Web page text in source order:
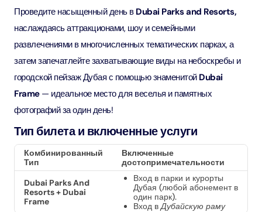
Проведите насыщенный день в Dubai Parks and Resorts,
наслаждаясь аттракционами, шоу и семейными
развлечениями в многочисленных тематических парках, а
затем запечатлейте захватывающие виды на небоскребы и
городской пейзаж Дубая с помощью знаменитой Dubai
Frame— идеальное место для веселья и памятных
фотографий за один день!
Тип билета и включенные услуги
Комбинированный
Тип
Включенные
достопримечательности
Dubai Parks And
Resorts + Dubai
Frame
Вход в парки и курорты
Дубая (любой абонемент в
один парк).
Вход вДубайскую раму